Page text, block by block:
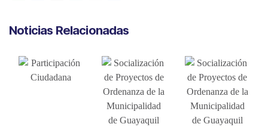
t
A
e
o
o
k
i
p
r
t
i
r
Noticias Relacionadas